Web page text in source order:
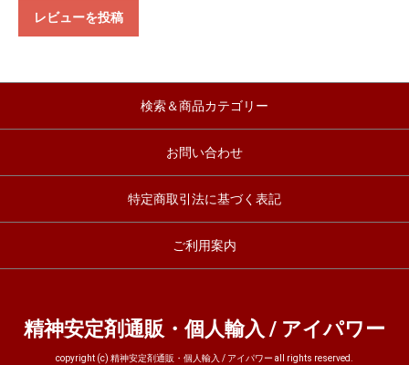
レビューを投稿
検索＆商品カテゴリー
お問い合わせ
特定商取引法に基づく表記
ご利用案内
精神安定剤通販・個人輸入 / アイパワー
copyright (c) 精神安定剤通販・個人輸入 / アイパワー all rights reserved.